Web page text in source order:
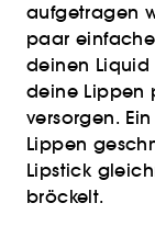
aufgetragen
paar
deinen Liquid
deine Lippen
versorgen.
Lippen
Lipstick
bröckelt.